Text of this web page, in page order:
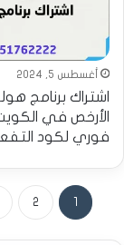
أغسطس 5, 2024
الأرخص في
فوري لكود
2